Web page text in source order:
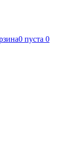
0 пуста 0